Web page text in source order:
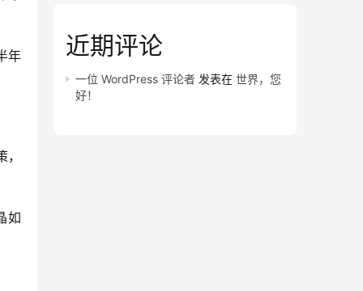
年
如
近期评论
一位 WordPress 评论者 发表在 世界，您
好！